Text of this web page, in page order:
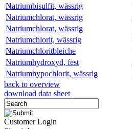
Natriumbisulfit, wässrig
Natriumchlorat, wässrig
Natriumchlorat, wässrig
Natriumchlorit, wässrig
Natriumchloritbleiche
Natriumhydroxyd, fest
Natriumhypochlorit, wässrig
back to overview
download data sheet
Customer Login